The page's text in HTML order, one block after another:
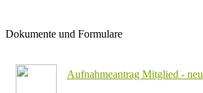
Dokumente und Formulare
Aufnahmeantrag Mitglied - neu